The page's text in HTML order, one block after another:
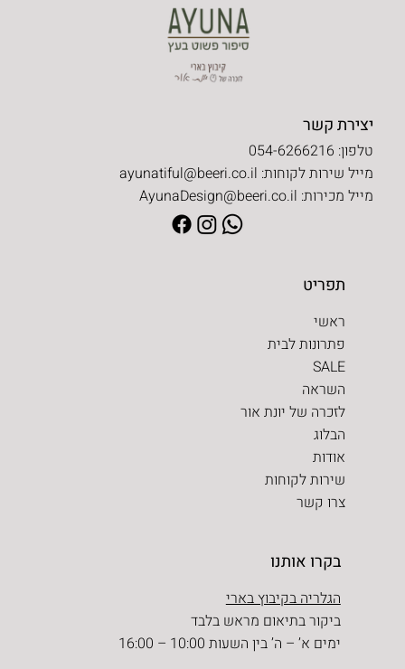
בקרו אותנו
הגלריה בקיבוץ בארי
ביקור בתיאום מראש בלבד
ימים א’ – ה’ בין השעות 10:00 – 16:00
תפריט
ראשי
פתרונות לבית
SALE
השראה
לזכרה של יונת אור
הבלוג
אודות
שירות לקוחות
צרו קשר
יצירת קשר
טלפון: 054-6266216
מייל שירות לקוחות: ayunatiful@beeri.co.il
מייל מכירות: AyunaDesign@beeri.co.il